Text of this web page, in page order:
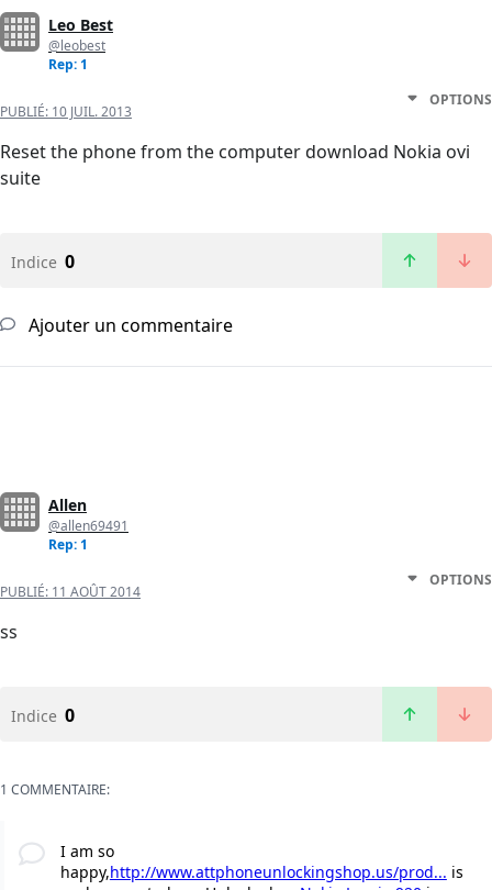
Leo Best
@leobest
Rep: 1
PUBLIÉ: 10 JUIL. 2013
OPTIONS
Reset the phone from the computer download Nokia ovi
suite
Indice 0
Ajouter un commentaire
Allen
@allen69491
Rep: 1
PUBLIÉ: 11 AOÛT 2014
OPTIONS
ss
Indice 0
1 COMMENTAIRE:
I am so
happy,http://www.attphoneunlockingshop.us/prod... is